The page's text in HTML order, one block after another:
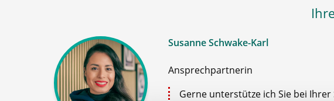
Susanne Schwake-Karl
Ansprechpartnerin
Gerne unterstütze ich Sie bei